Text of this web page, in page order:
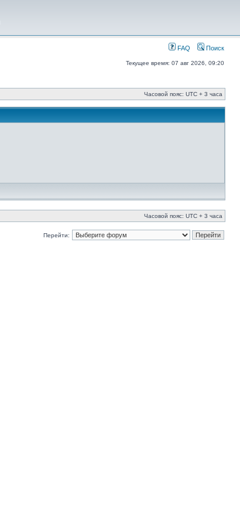
FAQ Поиск
Текущее время: 07 авг 2026, 09:20
Часовой пояс: UTC + 3 часа
Часовой пояс: UTC + 3 часа
Перейти: